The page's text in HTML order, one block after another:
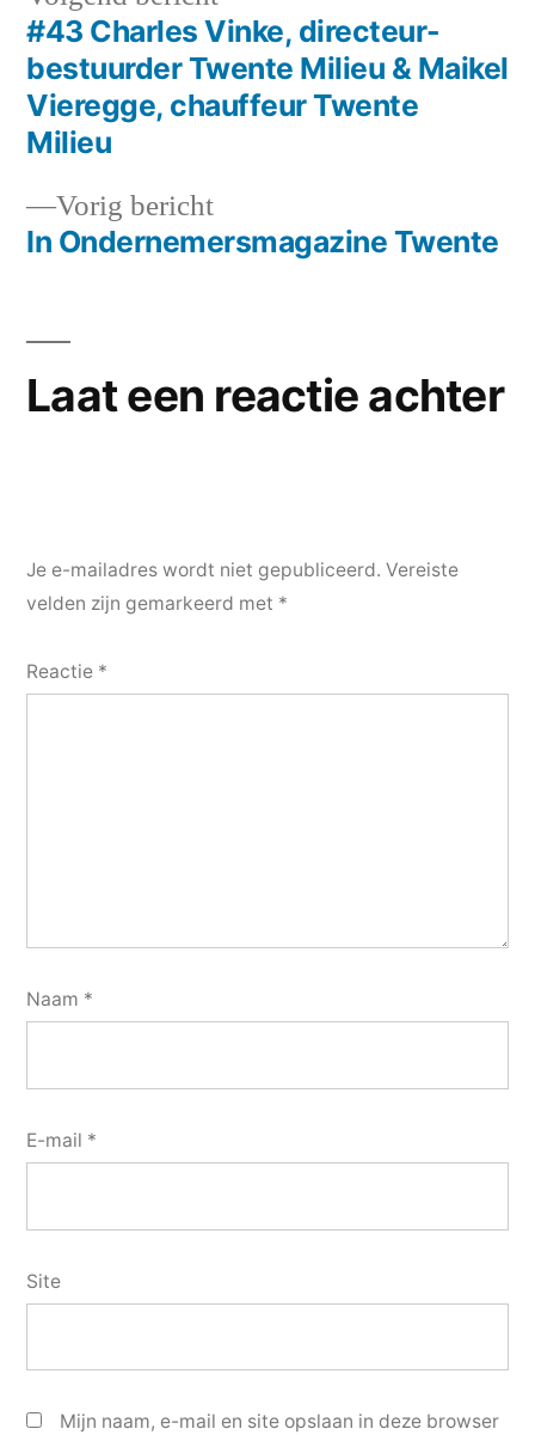
Bericht
navigatie
Vorig berichtVorig
bericht:
In Ondernemersmagazine Twente
bericht:
#43 Charles Vinke, directeur-
bestuurder Twente Milieu & Maikel
Vieregge, chauffeur Twente
Milieu
Laat een reactie achter
Je e-mailadres wordt niet gepubliceerd. Vereiste
velden zijn gemarkeerd met *
Reactie *
Naam *
E-mail *
Site
Mijn naam, e-mail en site opslaan in deze browser